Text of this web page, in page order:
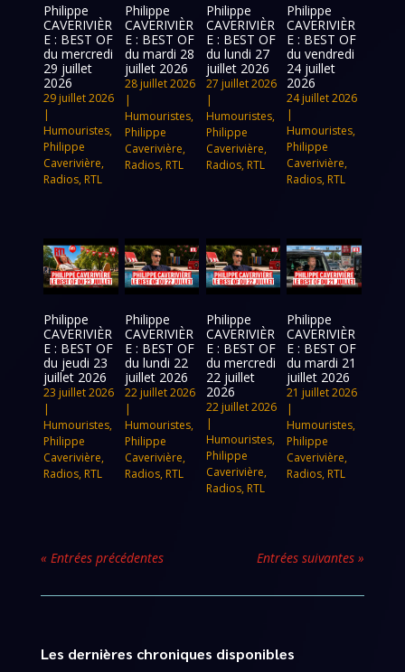
Philippe
CAVERIVIÈR
E : BEST OF
du mercredi
29 juillet
2026
29 juillet 2026
|
Humouristes,
Philippe
Caverivière,
Radios, RTL
Philippe
CAVERIVIÈR
E : BEST OF
du mardi 28
juillet 2026
28 juillet 2026
|
Humouristes,
Philippe
Caverivière,
Radios, RTL
Philippe
CAVERIVIÈR
E : BEST OF
du lundi 27
juillet 2026
27 juillet 2026
|
Humouristes,
Philippe
Caverivière,
Radios, RTL
Philippe
CAVERIVIÈR
E : BEST OF
du vendredi
24 juillet
2026
24 juillet 2026
|
Humouristes,
Philippe
Caverivière,
Radios, RTL
Philippe
CAVERIVIÈR
E : BEST OF
du jeudi 23
juillet 2026
23 juillet 2026
|
Humouristes,
Philippe
Caverivière,
Radios, RTL
Philippe
CAVERIVIÈR
E : BEST OF
du lundi 22
juillet 2026
22 juillet 2026
|
Humouristes,
Philippe
Caverivière,
Radios, RTL
Philippe
CAVERIVIÈR
E : BEST OF
du mercredi
22 juillet
2026
22 juillet 2026
|
Humouristes,
Philippe
Caverivière,
Radios, RTL
Philippe
CAVERIVIÈR
E : BEST OF
du mardi 21
juillet 2026
21 juillet 2026
|
Humouristes,
Philippe
Caverivière,
Radios, RTL
« Entrées précédentes Entrées suivantes »
Les dernières chroniques disponibles